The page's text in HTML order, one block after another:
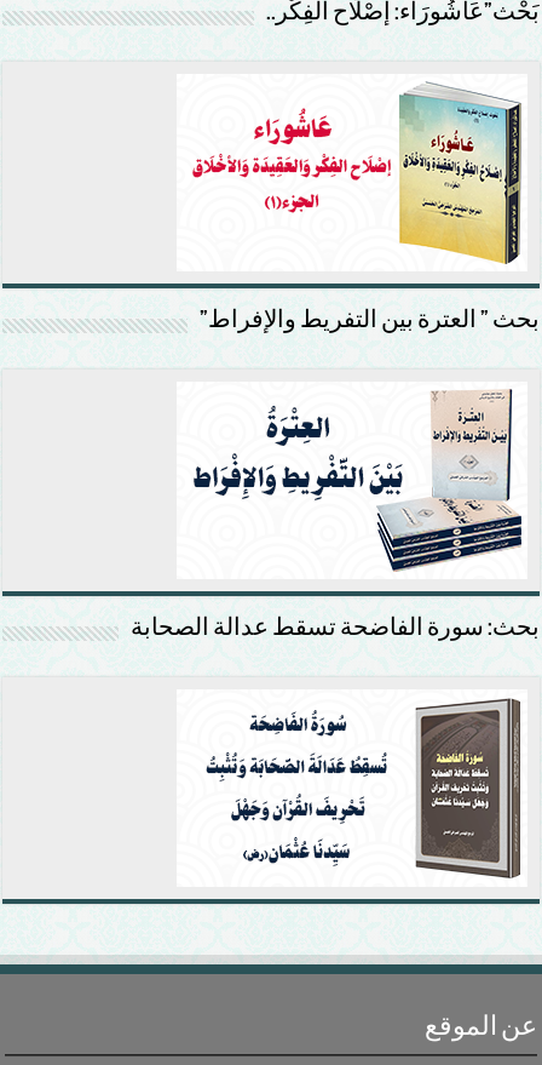
بَحْث”عَاشُورَاء: إصْلَاح الفِكْر..
بحث ” العترة بين التفريط والإفراط”
بحث: سورة الفاضحة تسقط عدالة الصحابة
عن الموقع